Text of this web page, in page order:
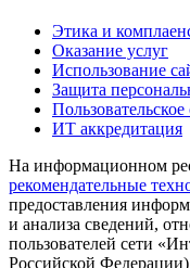
Этика и
Оказание услуг
Использование
Защита
ИТ аккредитация
На информационном
рекомендательные
предоставления
и анализа сведений,
пользователей сети
Российской Федерации)